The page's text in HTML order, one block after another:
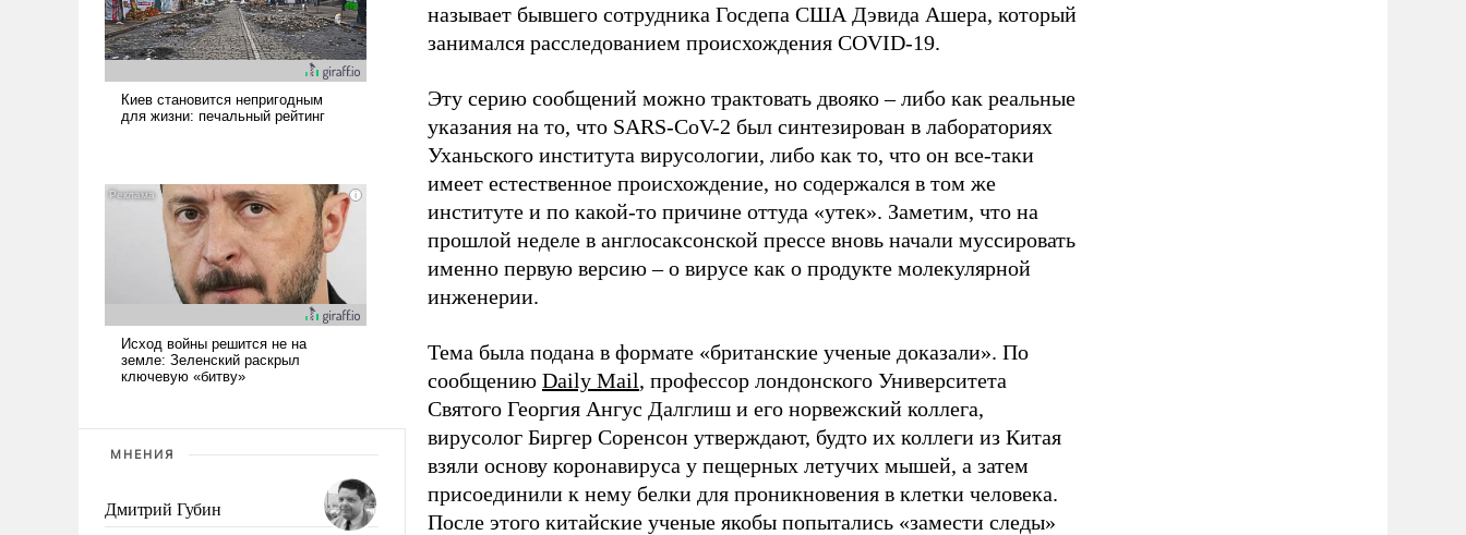
МНЕНИЯ
Дмитрий Губин
называет бывшего сотрудника Госдепа США Дэвида Ашера, который
занимался расследованием происхождения COVID-19.
Эту серию сообщений можно трактовать двояко – либо как реальные
указания на то, что SARS-CoV-2 был синтезирован в лабораториях
Уханьского института вирусологии, либо как то, что он все-таки
имеет естественное происхождение, но содержался в том же
институте и по какой-то причине оттуда «утек». Заметим, что на
прошлой неделе в англосаксонской прессе вновь начали муссировать
именно первую версию – о вирусе как о продукте молекулярной
инженерии.
Тема была подана в формате «британские ученые доказали». По
сообщению Daily Mail, профессор лондонского Университета
Святого Георгия Ангус Далглиш и его норвежский коллега,
вирусолог Биргер Соренсон утверждают, будто их коллеги из Китая
взяли основу коронавируса у пещерных летучих мышей, а затем
присоединили к нему белки для проникновения в клетки человека.
После этого китайские ученые якобы попытались «замести следы»